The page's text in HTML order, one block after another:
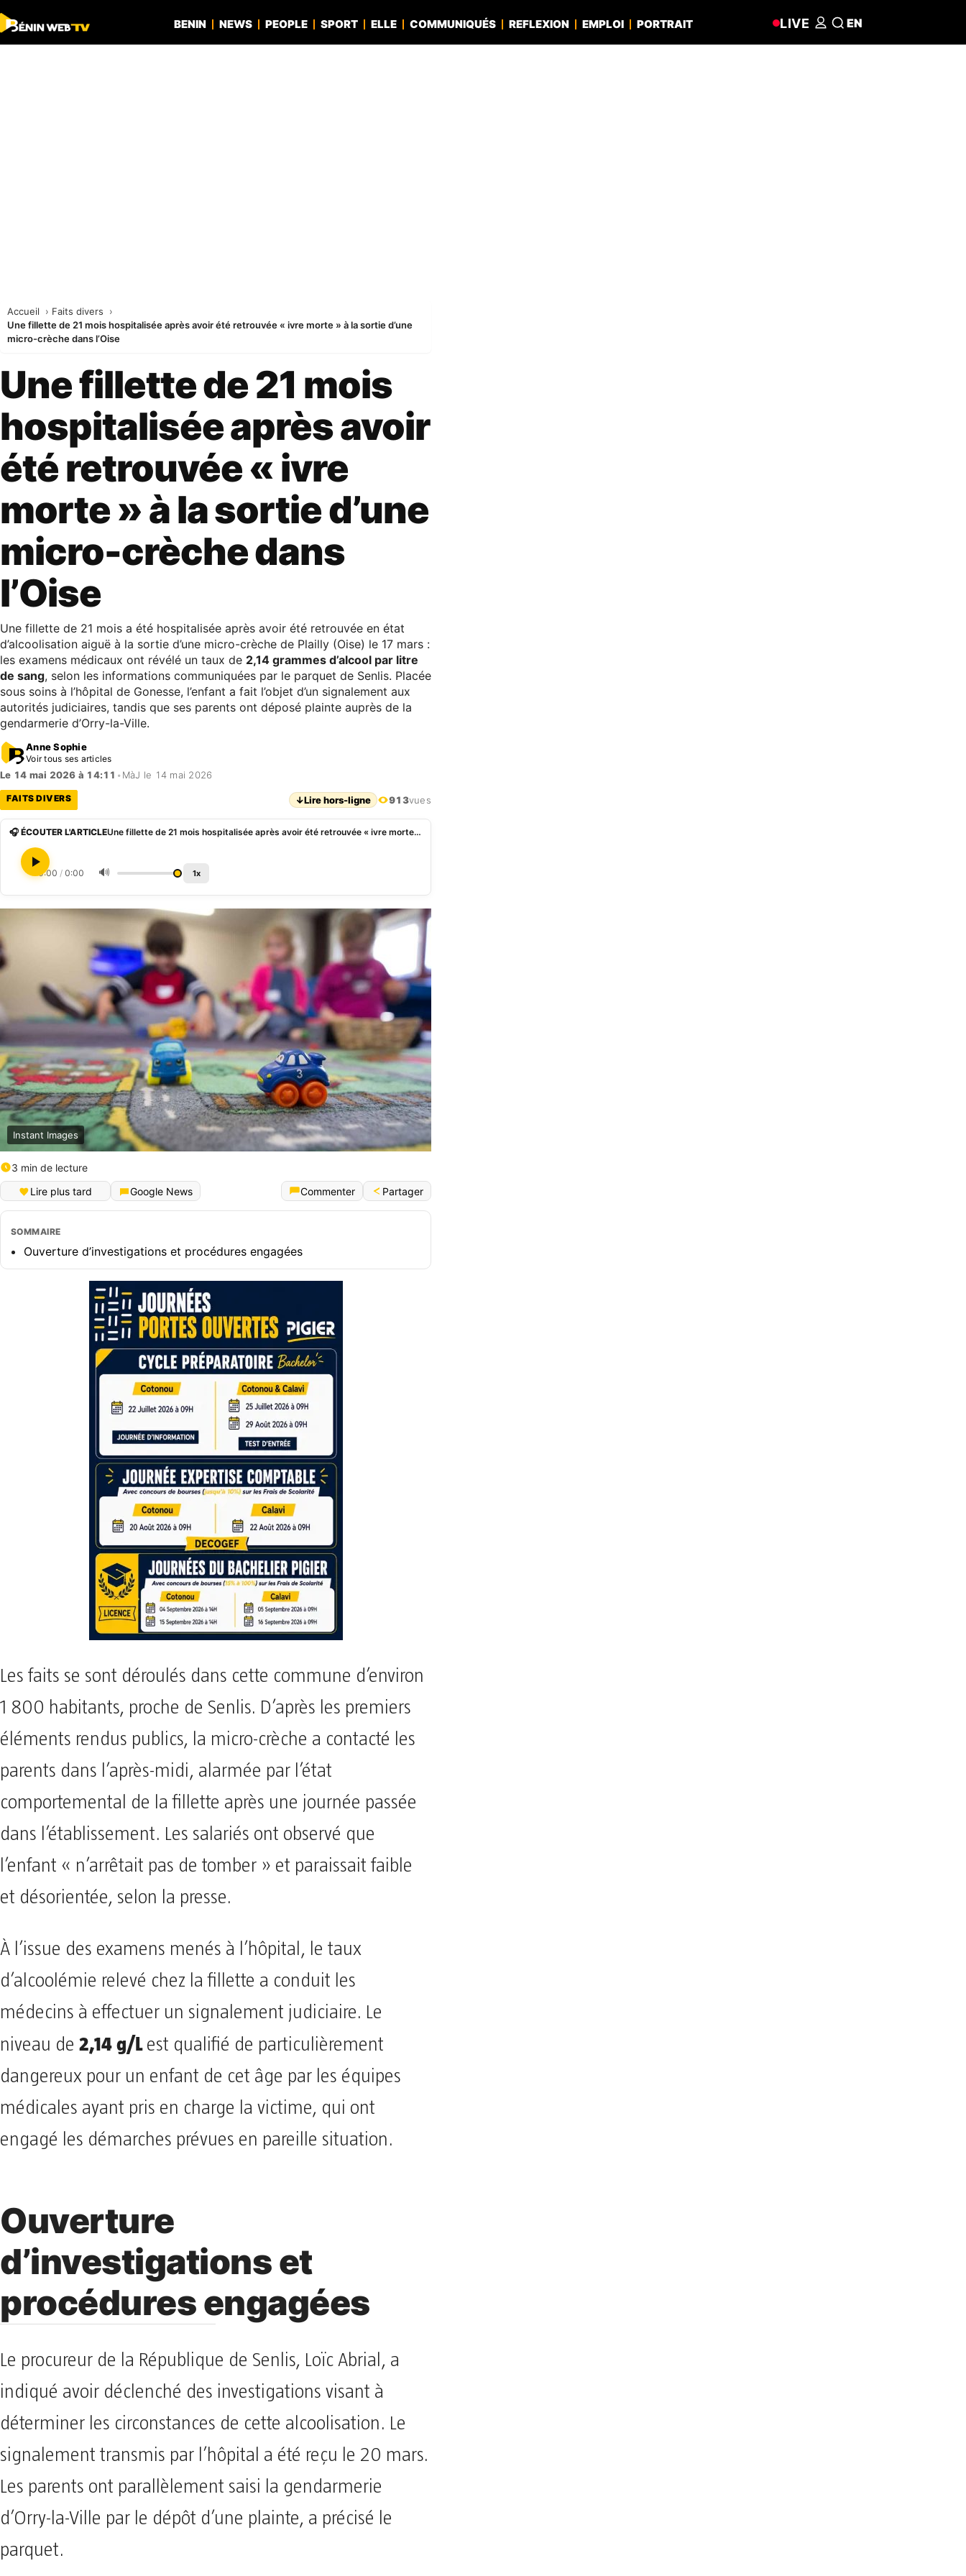
BENIN NEWS PEOPLE SPORT ELLE COMMUNIQUÉS REFLEXION EMPLOI PORTRAIT LIVE EN
Accueil
Faits divers
Une fillette de 21 mois hospitalisée après avoir été retrouvée « ivre morte » à la sortie d’une
micro-crèche dans l’Oise
Une fillette de 21 mois
hospitalisée après avoir
été retrouvée « ivre
morte » à la sortie d’une
micro-crèche dans
l’Oise
Une fillette de 21 mois a été hospitalisée après avoir été retrouvée en état
d’alcoolisation aiguë à la sortie d’une micro-crèche de Plailly (Oise) le 17 mars :
les examens médicaux ont révélé un taux de 2,14 grammes d’alcool par litre
de sang, selon les informations communiquées par le parquet de Senlis. Placée
sous soins à l’hôpital de Gonesse, l’enfant a fait l’objet d’un signalement aux
autorités judiciaires, tandis que ses parents ont déposé plainte auprès de la
gendarmerie d’Orry-la-Ville.
Anne Sophie
Voir tous ses articles
Le 14 mai 2026 à 14:11 • MàJ le 14 mai 2026
FAITS DIVERS ↓Lire hors-ligne 913vues
🎧 ÉCOUTER L'ARTICLE Une fillette de 21 mois hospitalisée après avoir été retrouvée « ivre morte » à la sortie d’une micro-crèche dans l’Oise
0:00 / 0:00 🔊 1x
Instant Images
3 min de lecture
Lire plus tard
Google News Commenter Partager
SOMMAIRE
Ouverture d’investigations et procédures engagées
Les faits se sont déroulés dans cette commune d’environ
1 800 habitants, proche de Senlis. D’après les premiers
éléments rendus publics, la micro-crèche a contacté les
parents dans l’après-midi, alarmée par l’état
comportemental de la fillette après une journée passée
dans l’établissement. Les salariés ont observé que
l’enfant « n’arrêtait pas de tomber » et paraissait faible
et désorientée, selon la presse.
À l’issue des examens menés à l’hôpital, le taux
d’alcoolémie relevé chez la fillette a conduit les
médecins à effectuer un signalement judiciaire. Le
niveau de 2,14 g/Lest qualifié de particulièrement
dangereux pour un enfant de cet âge par les équipes
médicales ayant pris en charge la victime, qui ont
engagé les démarches prévues en pareille situation.
Ouverture
d’investigations et
procédures engagées
Le procureur de la République de Senlis, Loïc Abrial, a
indiqué avoir déclenché des investigations visant à
déterminer les circonstances de cette alcoolisation. Le
signalement transmis par l’hôpital a été reçu le 20 mars.
Les parents ont parallèlement saisi la gendarmerie
d’Orry-la-Ville par le dépôt d’une plainte, a précisé le
parquet.